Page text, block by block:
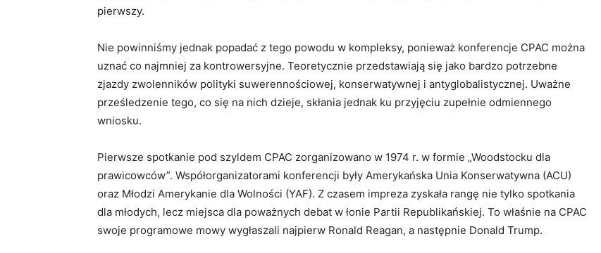
pierwszy.
Nie powinniśmy jednak popadać z tego powodu w kompleksy, ponieważ konferencje CPAC można
uznać co najmniej za kontrowersyjne. Teoretycznie przedstawiają się jako bardzo potrzebne
zjazdy zwolenników polityki suwerennościowej, konserwatywnej i antyglobalistycznej. Uważne
prześledzenie tego, co się na nich dzieje, skłania jednak ku przyjęciu zupełnie odmiennego
wniosku.
Pierwsze spotkanie pod szyldem CPAC zorganizowano w 1974 r. w formie „Woodstocku dla
prawicowców”. Współorganizatorami konferencji były Amerykańska Unia Konserwatywna (ACU)
oraz Młodzi Amerykanie dla Wolności (YAF). Z czasem impreza zyskała rangę nie tylko spotkania
dla młodych, lecz miejsca dla poważnych debat w łonie Partii Republikańskiej. To właśnie na CPAC
swoje programowe mowy wygłaszali najpierw Ronald Reagan, a następnie Donald Trump.